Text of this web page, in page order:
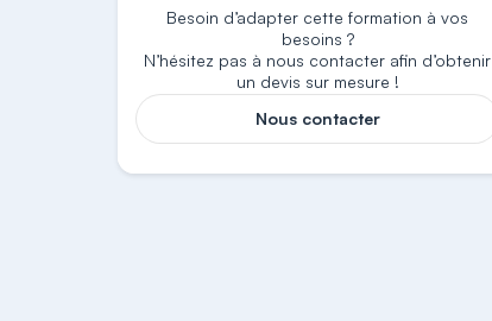
Besoin d’adapter cette formation à vos
besoins ?
N’hésitez pas à nous contacter afin d’obtenir
un devis sur mesure !
Nous contacter